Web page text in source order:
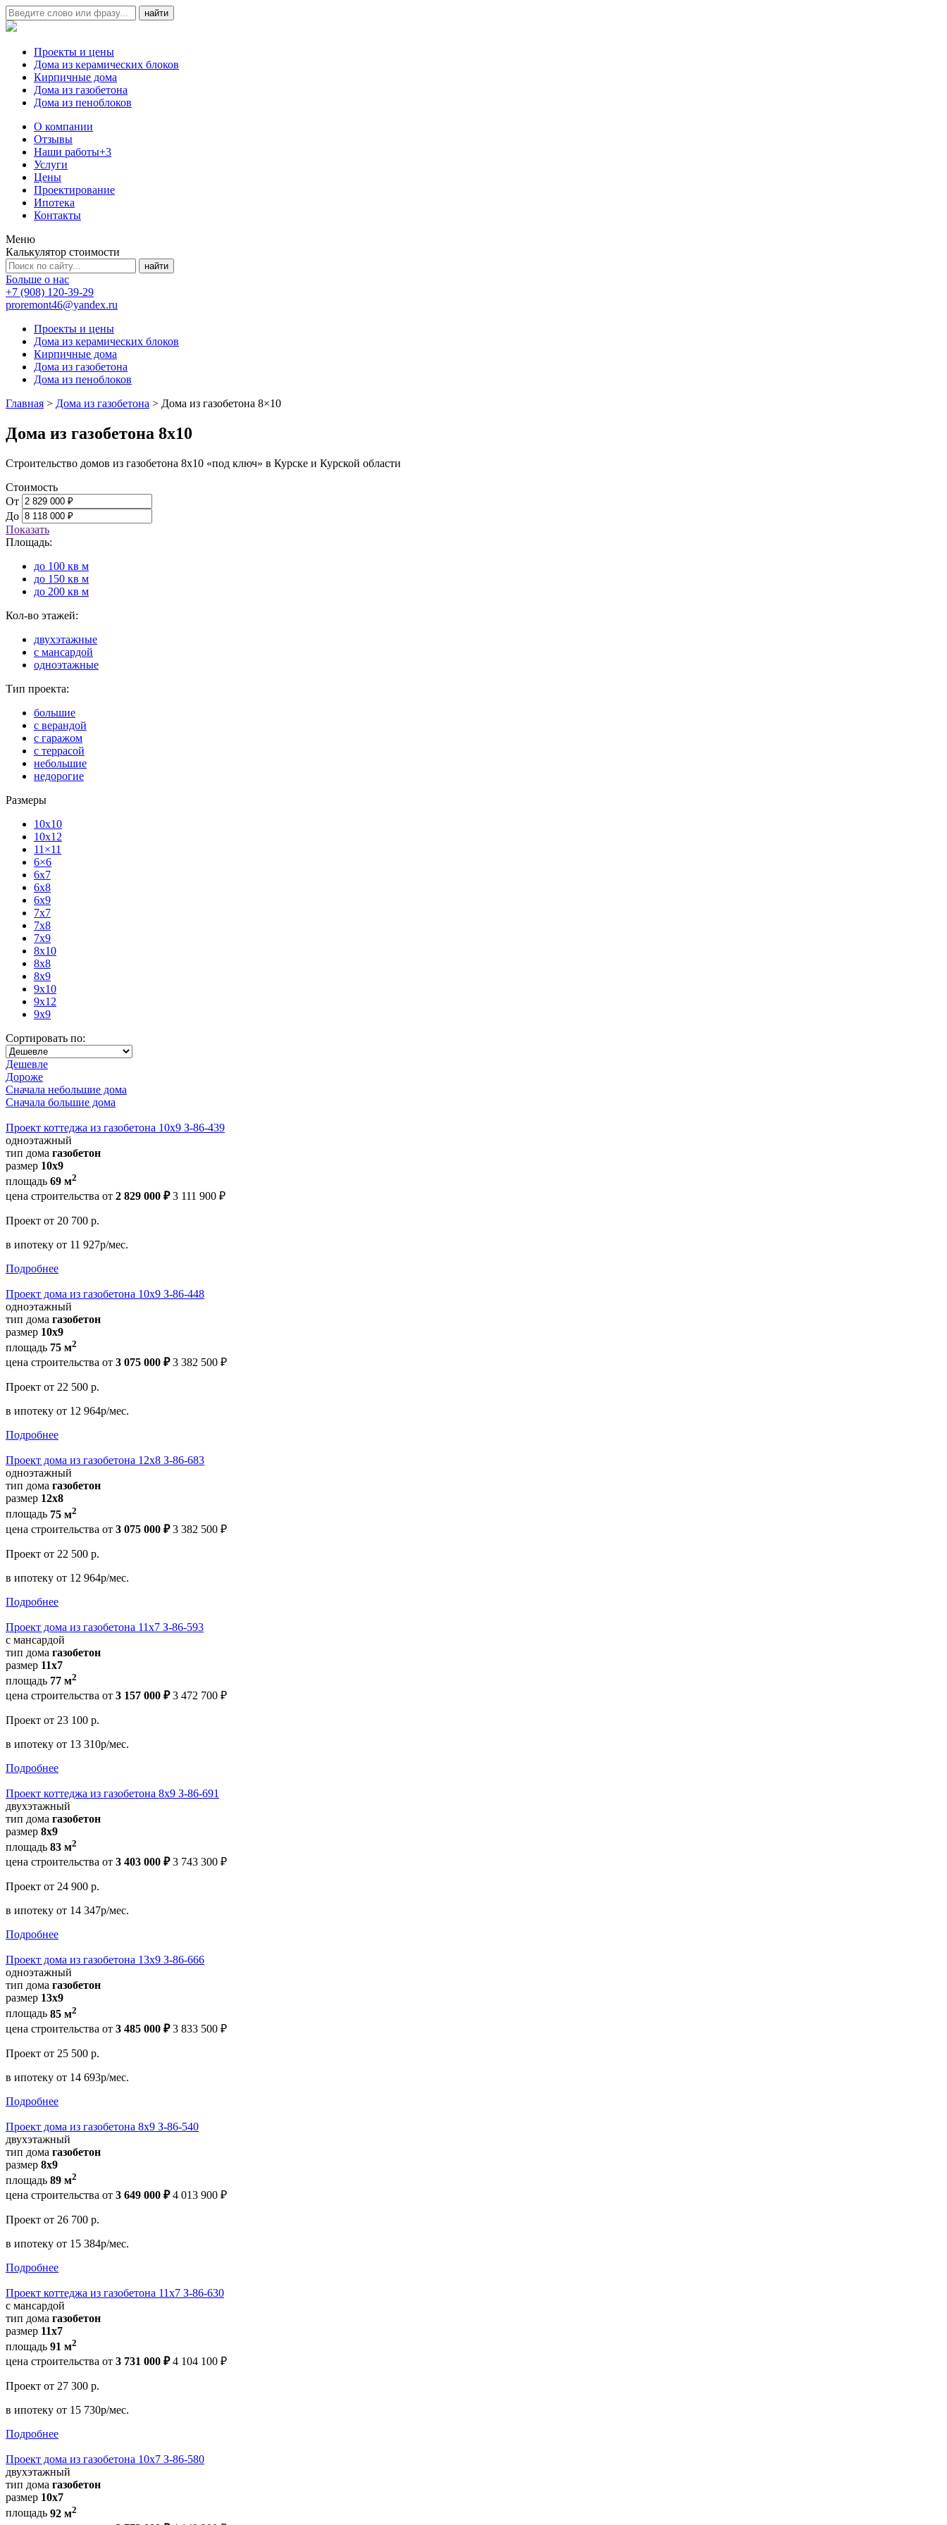
Проекты и цены
Дома из керамических блоков
Кирпичные дома
Дома из газобетона
Дома из пеноблоков
О компании
Отзывы
Наши работы+3
Услуги
Цены
Проектирование
Ипотека
Контакты
Меню
Калькулятор стоимости
Больше о нас
+7 (908) 120-39-29
proremont46@yandex.ru
Проекты и цены
Дома из керамических блоков
Кирпичные дома
Дома из газобетона
Дома из пеноблоков
Главная > Дома из газобетона > Дома из газобетона 8×10
Дома из газобетона 8х10
Строительство домов из газобетона 8х10 «под ключ» в Курске и Курской области
Стоимость
От
До
Показать
Площадь:
до 100 кв м
до 150 кв м
до 200 кв м
Кол-во этажей:
двухэтажные
с мансардой
одноэтажные
Тип проекта:
большие
с верандой
с гаражом
с террасой
небольшие
недорогие
Размеры
10x10
10x12
11×11
6×6
6x7
6x8
6x9
7x7
7x8
7x9
8x10
8x8
8x9
9x10
9x12
9x9
Сортировать по:
Дешевле
Дороже
Сначала небольшие дома
Сначала большие дома
Проект коттеджа из газобетона 10х9 З-86-439
одноэтажный
тип дома газобетон
размер 10х9
площадь 69 м2
цена строительства от 2 829 000 ₽ 3 111 900 ₽
Проект от 20 700 р.
в ипотеку от 11 927р/мес.
Подробнее
Проект дома из газобетона 10х9 З-86-448
одноэтажный
тип дома газобетон
размер 10х9
площадь 75 м2
цена строительства от 3 075 000 ₽ 3 382 500 ₽
Проект от 22 500 р.
в ипотеку от 12 964р/мес.
Подробнее
Проект дома из газобетона 12х8 З-86-683
одноэтажный
тип дома газобетон
размер 12x8
площадь 75 м2
цена строительства от 3 075 000 ₽ 3 382 500 ₽
Проект от 22 500 р.
в ипотеку от 12 964р/мес.
Подробнее
Проект дома из газобетона 11х7 З-86-593
с мансардой
тип дома газобетон
размер 11х7
площадь 77 м2
цена строительства от 3 157 000 ₽ 3 472 700 ₽
Проект от 23 100 р.
в ипотеку от 13 310р/мес.
Подробнее
Проект коттеджа из газобетона 8х9 З-86-691
двухэтажный
тип дома газобетон
размер 8x9
площадь 83 м2
цена строительства от 3 403 000 ₽ 3 743 300 ₽
Проект от 24 900 р.
в ипотеку от 14 347р/мес.
Подробнее
Проект дома из газобетона 13х9 З-86-666
одноэтажный
тип дома газобетон
размер 13x9
площадь 85 м2
цена строительства от 3 485 000 ₽ 3 833 500 ₽
Проект от 25 500 р.
в ипотеку от 14 693р/мес.
Подробнее
Проект дома из газобетона 8х9 З-86-540
двухэтажный
тип дома газобетон
размер 8х9
площадь 89 м2
цена строительства от 3 649 000 ₽ 4 013 900 ₽
Проект от 26 700 р.
в ипотеку от 15 384р/мес.
Подробнее
Проект коттеджа из газобетона 11х7 З-86-630
с мансардой
тип дома газобетон
размер 11x7
площадь 91 м2
цена строительства от 3 731 000 ₽ 4 104 100 ₽
Проект от 27 300 р.
в ипотеку от 15 730р/мес.
Подробнее
Проект дома из газобетона 10х7 З-86-580
двухэтажный
тип дома газобетон
размер 10х7
площадь 92 м2